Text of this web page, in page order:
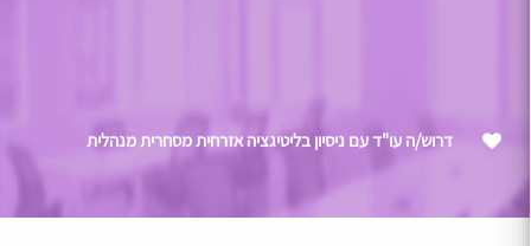
דרוש/ה עו"ד עם ניסיון בליטיגציה אזרחית מסחרית מנהלית